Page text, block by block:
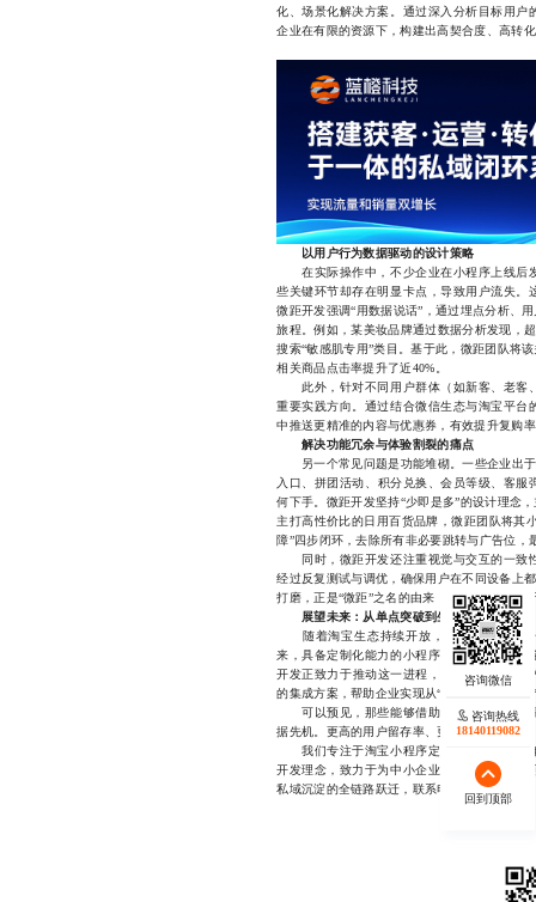
化、场景化解决方案。通过深入分析目标用
企业在有限的资源下，构建出高契合度、高转
以用户行为数据驱动的设计策略
在实际操作中，不少企业在小程序上线后
些关键环节却存在明显卡点，导致用户流失
微距开发强调“用数据说话”，通过埋点分析、
旅程。例如，某美妆品牌通过数据分析发现，
搜索“敏感肌专用”类目。基于此，微距团队将
相关商品点击率提升了近40%。
此外，针对不同用户群体（如新客、老客
重要实践方向。通过结合微信生态与淘宝平
中推送更精准的内容与优惠券，有效提升复购
解决功能冗余与体验割裂的痛点
另一个常见问题是功能堆砌。一些企业出于
入口、拼团活动、积分兑换、会员等级、客
何下手。微距开发坚持“少即是多”的设计理念
主打高性价比的日用百货品牌，微距团队将
障”四步闭环，去除所有非必要跳转与广告位，
同时，微距开发还注重视觉与交互的一致
经过反复测试与调优，确保用户在不同设备上
打磨，正是“微距”之名的由来，也构成了其区
展望未来：从单点突破到生态协同
随着淘宝生态持续开放，小程序不再只是
来，具备定制化能力的小程序将更深度地融
开发正致力于推动这一进程，通过提供可扩
的集成方案，帮助企业实现从“建一个小程序”
可以预见，那些能够借助微距开发力量，
据先机。更高的用户留存率、更强的品牌粘性
我们专注于淘宝小程序定制服务，凭借多
开发理念，致力于为中小企业提供真正落地
私域沉淀的全链路跃迁，联系电话18140119082
咨询热线
18140119082
回到顶部